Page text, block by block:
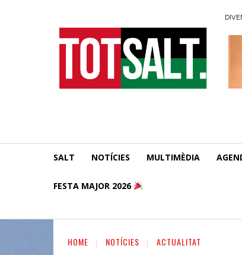
SALT NOTÍCIES MULTIMÈDIA
FESTA MAJOR 2026
HOME NOTÍCIES ACTUALITAT